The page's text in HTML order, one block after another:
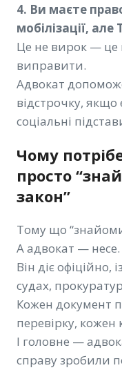
4. Ви маєте
мобілізації,
Це не вирок — це
виправити.
Адвокат
відстрочку, якщо
соціальні
Чому
просто
закон”
Тому що
А адвокат — несе.
Він діє офіційно,
судах,
Кожен документ
перевірку, кожен
І головне —
справу зробили